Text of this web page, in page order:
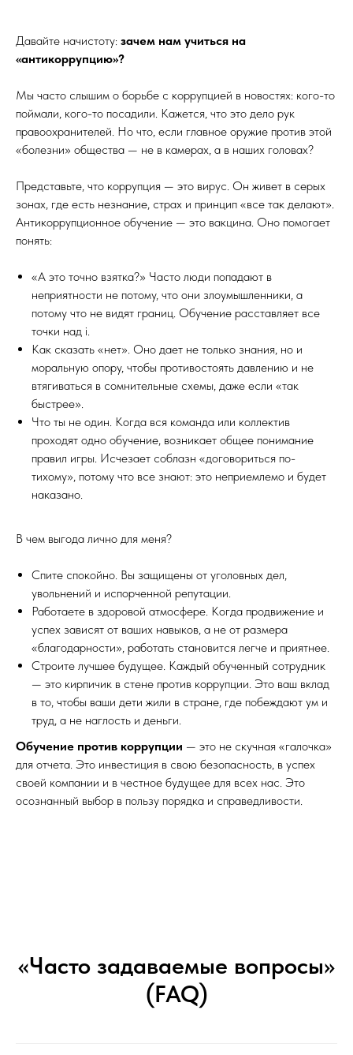
Давайте начистоту: зачем нам учиться на
«антикоррупцию»?
Мы часто слышим о борьбе с коррупцией в новостях: кого-то
поймали, кого-то посадили. Кажется, что это дело рук
правоохранителей. Но что, если главное оружие против этой
«болезни» общества — не в камерах, а в наших головах?
Представьте, что коррупция — это вирус. Он живет в серых
зонах, где есть незнание, страх и принцип «все так делают».
Антикоррупционное обучение — это вакцина. Оно помогает
понять:
«А это точно взятка?» Часто люди попадают в
неприятности не потому, что они злоумышленники, а
потому что не видят границ. Обучение расставляет все
точки над i.
Как сказать «нет». Оно дает не только знания, но и
моральную опору, чтобы противостоять давлению и не
втягиваться в сомнительные схемы, даже если «так
быстрее».
Что ты не один. Когда вся команда или коллектив
проходят одно обучение, возникает общее понимание
правил игры. Исчезает соблазн «договориться по-
тихому», потому что все знают: это неприемлемо и будет
наказано.
В чем выгода лично для меня?
Спите спокойно. Вы защищены от уголовных дел,
увольнений и испорченной репутации.
Работаете в здоровой атмосфере. Когда продвижение и
успех зависят от ваших навыков, а не от размера
«благодарности», работать становится легче и приятнее.
Строите лучшее будущее. Каждый обученный сотрудник
— это кирпичик в стене против коррупции. Это ваш вклад
в то, чтобы ваши дети жили в стране, где побеждают ум и
труд, а не наглость и деньги.
Обучение против коррупции — это не скучная «галочка»
для отчета. Это инвестиция в свою безопасность, в успех
своей компании и в честное будущее для всех нас. Это
осознанный выбор в пользу порядка и справедливости.
«Часто задаваемые вопросы»
(FAQ)